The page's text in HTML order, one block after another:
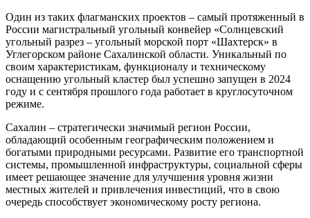
Один из таких флагманских проектов – самый протяженный в
России магистральный угольный конвейер «Солнцевский
угольный разрез – угольный морской порт «Шахтерск» в
Углегорском районе Сахалинской области. Уникальный по
своим характеристикам, функционалу и техническому
оснащению угольный кластер был успешно запущен в 2024
году и с сентября прошлого года работает в круглосуточном
режиме.
Сахалин – стратегически значимый регион России,
обладающий особенным географическим положением и
богатыми природными ресурсами. Развитие его транспортной
системы, промышленной инфраструктуры, социальной сферы
имеет решающее значение для улучшения уровня жизни
местных жителей и привлечения инвестиций, что в свою
очередь способствует экономическому росту региона.